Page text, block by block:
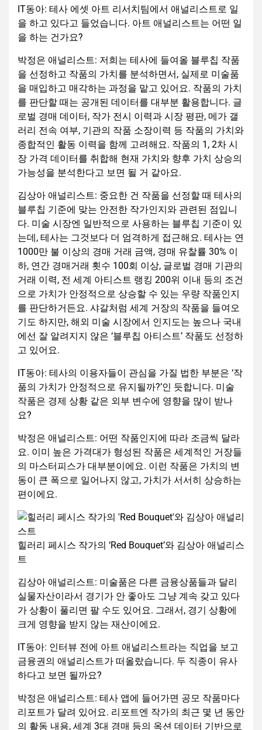
IT동아: 테사 에셋 아트 리서치팀에서 애널리스트로 일
을 하고 있다고 들었습니다. 아트 애널리스트는 어떤 일
을 하는 건가요?
박정은 애널리스트: 저희는 테사에 들여올 블루칩 작품
을 선정하고 작품의 가치를 분석하면서, 실제로 미술품
을 매입하고 매각하는 과정을 맡고 있어요. 작품의 가치
를 판단할 때는 공개된 데이터를 대부분 활용합니다. 글
로벌 경매 데이터, 작가 전시 이력과 시장 평판, 메가 갤
러리 전속 여부, 기관의 작품 소장이력 등 작품의 가치와
종합적인 활동 이력을 함께 고려해요. 작품의 1, 2차 시
장 가격 데이터를 취합해 현재 가치와 향후 가치 상승의
가능성을 분석한다고 보면 될 거 같아요.
김상아 애널리스트: 중요한 건 작품을 선정할 때 테사의
블루칩 기준에 맞는 안전한 작가인지와 관련된 점입니
다. 미술 시장엔 일반적으로 사용하는 블루칩 기준이 있
는데, 테사는 그것보다 더 엄격하게 접근해요. 테사는 연
1000만 불 이상의 경매 거래 금액, 경매 유찰률 30% 이
하, 연간 경매거래 횟수 100회 이상, 글로벌 경매 기관의
거래 이력, 전 세계 아티스트 랭킹 200위 이내 등의 조건
으로 가치가 안정적으로 상승할 수 있는 우량 작품인지
를 판단하거든요. 샤갈처럼 세계 거장의 작품을 들여오
기도 하지만, 해외 미술 시장에서 인지도는 높으나 국내
에선 잘 알려지지 않은 ‘블루칩 아티스트’ 작품도 선정하
고 있어요.
IT동아: 테사의 이용자들이 관심을 가질 법한 부분은 ‘작
품의 가치가 안정적으로 유지될까?’인 듯합니다. 미술
작품은 경제 상황 같은 외부 변수에 영향을 많이 받나
요?
박정은 애널리스트: 어떤 작품인지에 따라 조금씩 달라
요. 이미 높은 가격대가 형성된 작품은 세계적인 거장들
의 마스터피스가 대부분이에요. 이런 작품은 가치의 변
동이 큰 폭으로 일어나지 않고, 가치가 서서히 상승하는
편이에요.
힐러리 페시스 작가의 ‘Red Bouquet’와 김상아 애널리스
트
김상아 애널리스트: 미술품은 다른 금융상품들과 달리
실물자산이라서 경기가 안 좋아도 그냥 계속 갖고 있다
가 상황이 풀리면 팔 수도 있어요. 그래서, 경기 상황에
크게 영향을 받지 않는 재산이에요.
IT동아: 인터뷰 전에 아트 애널리스트라는 직업을 보고
금융권의 애널리스트가 떠올랐습니다. 두 직종이 유사
하다고 보면 될까요?
박정은 애널리스트: 테사 앱에 들어가면 공모 작품마다
리포트가 달려 있어요. 리포트엔 작가의 최근 몇 년 동안
의 활동 내용, 세계 3대 경매 등의 옥션 데이터 기반으로